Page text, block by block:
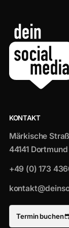
KONTAKT
Märkische
44141 Dortmund
+49 (0) 173
Termin buchen